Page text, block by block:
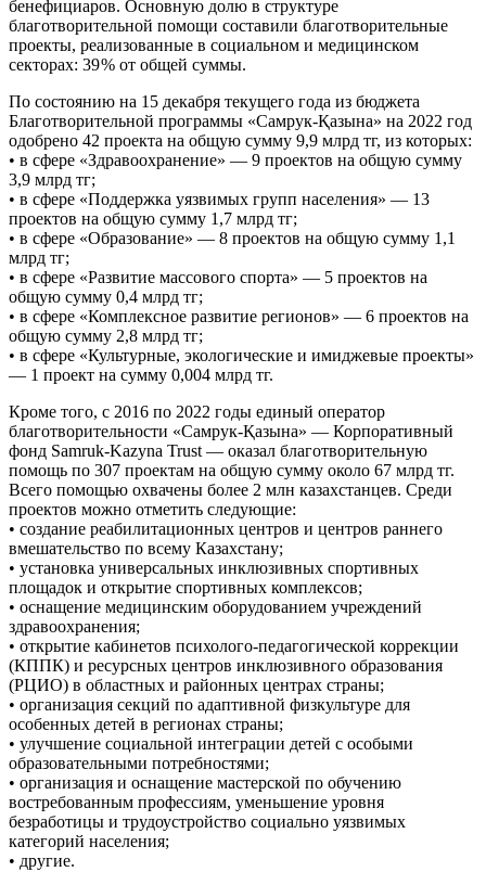
бенефициаров. Основную долю в структуре
благотворительной помощи составили благотворительные
проекты, реализованные в социальном и медицинском
секторах: 39 % от общей суммы.
По состоянию на 15 декабря текущего года из бюджета
Благотворительной программы «Самрук-Қазына» на 2022 год
одобрено 42 проекта на общую сумму 9,9 млрд тг, из которых:
• в сфере «Здравоохранение» — 9 проектов на общую сумму
3,9 млрд тг;
• в сфере «Поддержка уязвимых групп населения» — 13
проектов на общую сумму 1,7 млрд тг;
• в сфере «Образование» — 8 проектов на общую сумму 1,1
млрд тг;
• в сфере «Развитие массового спорта» — 5 проектов на
общую сумму 0,4 млрд тг;
• в сфере «Комплексное развитие регионов» — 6 проектов на
общую сумму 2,8 млрд тг;
• в сфере «Культурные, экологические и имиджевые проекты»
— 1 проект на сумму 0,004 млрд тг.
Кроме того, с 2016 по 2022 годы единый оператор
благотворительности «Самрук-Қазына» — Корпоративный
фонд Samruk-Kazyna Trust — оказал благотворительную
помощь по 307 проектам на общую сумму около 67 млрд тг.
Всего помощью охвачены более 2 млн казахстанцев. Среди
проектов можно отметить следующие:
• создание реабилитационных центров и центров раннего
вмешательство по всему Казахстану;
• установка универсальных инклюзивных спортивных
площадок и открытие спортивных комплексов;
• оснащение медицинским оборудованием учреждений
здравоохранения;
• открытие кабинетов психолого-педагогической коррекции
(КППК) и ресурсных центров инклюзивного образования
(РЦИО) в областных и районных центрах страны;
• организация секций по адаптивной физкультуре для
особенных детей в регионах страны;
• улучшение социальной интеграции детей с особыми
образовательными потребностями;
• организация и оснащение мастерской по обучению
востребованным профессиям, уменьшение уровня
безработицы и трудоустройство социально уязвимых
категорий населения;
• другие.